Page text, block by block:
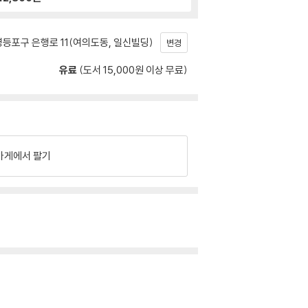
포구 은행로 11(여의도동, 일신빌딩) 변경
유료 (도서 15,000원 이상 무료)
게에서 팔기